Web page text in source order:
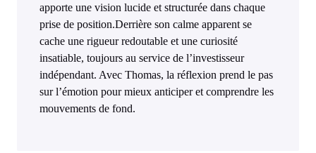
apporte une vision lucide et structurée dans chaque
prise de position.Derrière son calme apparent se
cache une rigueur redoutable et une curiosité
insatiable, toujours au service de l’investisseur
indépendant. Avec Thomas, la réflexion prend le pas
sur l’émotion pour mieux anticiper et comprendre les
mouvements de fond.